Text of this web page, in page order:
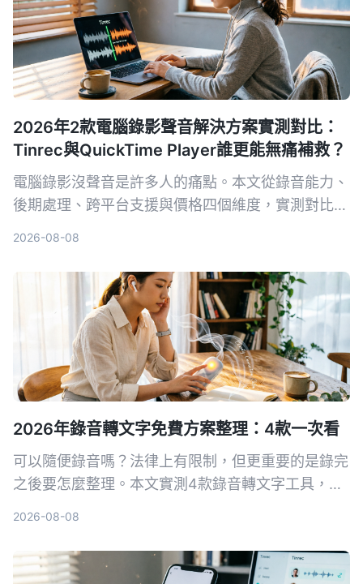
2026年2款電腦錄影聲音解決方案實測對比：
Tinrec與QuickTime Player誰更能無痛補救？
電腦錄影沒聲音是許多人的痛點。本文從錄音能力、
後期處理、跨平台支援與價格四個維度，實測對比
2026-08-08
2026年錄音轉文字免費方案整理：4款一次看
可以隨便錄音嗎？法律上有限制，但更重要的是錄完
之後要怎麼整理。本文實測4款錄音轉文字工具，整
2026-08-08